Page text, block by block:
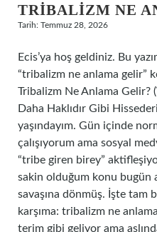
TRIBALIZM NE
Tarih: Temmuz 28, 2026
Ecis’ya hoş geldiniz. Bu
“tribalizm ne anlama gelir”
Tribalizm Ne Anlama Gelir?
Daha Haklıdır Gibi
yaşındayım. Gün içinde
çalışıyorum ama sosyal
“tribe giren birey”
sakin olduğum konu bugün
savaşına dönmüş. İşte tam
karşıma: tribalizm ne
terim gibi geliyor ama